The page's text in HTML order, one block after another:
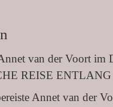
van der Voort im
REISE
Annet van der